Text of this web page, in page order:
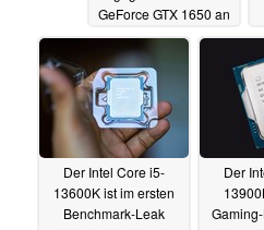
GeForce GTX 1650 an
19.07.2022
Der Intel Core i5-
13600K ist im ersten
Benchmark-Leak
Der